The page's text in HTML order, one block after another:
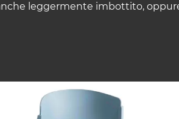
leggermente imbottito,